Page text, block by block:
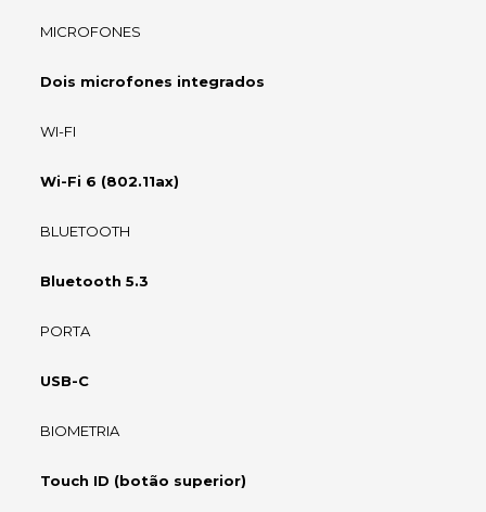
MICROFONES
Dois microfones integrados
WI-FI
Wi-Fi 6 (802.11ax)
BLUETOOTH
Bluetooth 5.3
PORTA
USB-C
BIOMETRIA
Touch ID (botão superior)